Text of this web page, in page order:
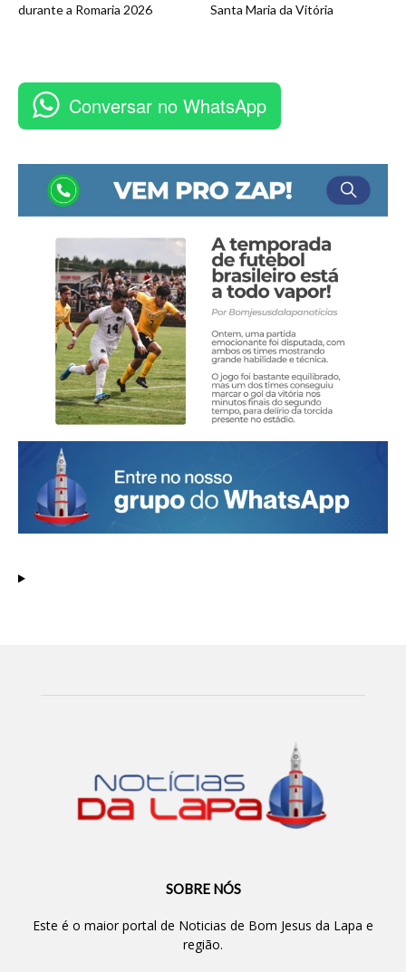
durante a Romaria 2026
Santa Maria da Vitória
Conversar no WhatsApp
SOBRE NÓS
Este é o maior portal de Noticias de Bom Jesus da Lapa e
região.